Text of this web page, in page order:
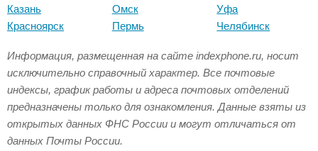
Казань
Красноярск
Омск
Пермь
Уфа
Челябинск
Информация, размещенная на сайте indexphone.ru, носит
исключительно справочный характер. Все почтовые
индексы, график работы и адреса почтовых отделений
предназначены только для ознакомления. Данные взяты из
открытых данных ФНС России и могут отличаться от
данных Почты России.